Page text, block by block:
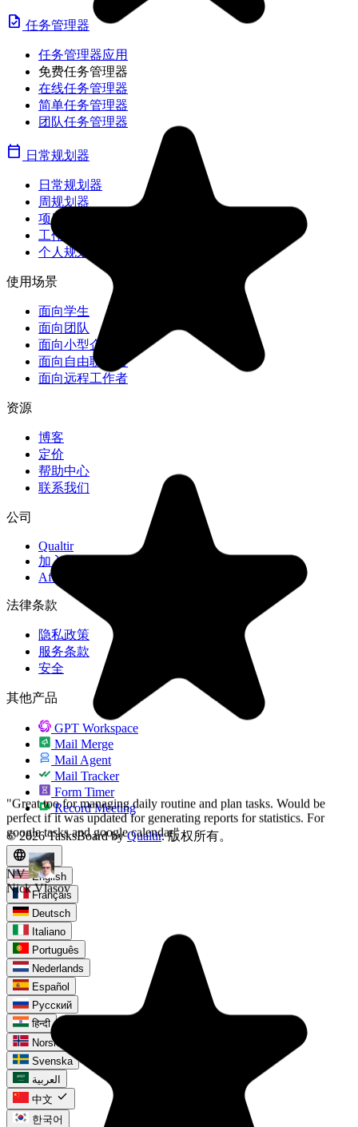
"Great too for managing daily routine and plan tasks. Would be
perfect if it was updated for generating reports for statistics. For
google tasks and google calendar"
Nick Vlasov
task 任务管理器
任务管理器应用
免费任务管理器
在线任务管理器
简单任务管理器
团队任务管理器
calendar_today 日常规划器
日常规划器
周规划器
项目规划器
工作规划器
个人规划器
使用场景
面向学生
面向团队
面向小型企业
面向自由职业者
面向远程工作者
资源
博客
定价
帮助中心
联系我们
公司
Qualtir
加入我们
Affiliate
法律条款
隐私政策
服务条款
安全
其他产品
GPT Workspace
Mail Merge
Mail Agent
Mail Tracker
Form Timer
Record Meeting
© 2026 TasksBoard byQualtir. 版权所有。
language zh expand_more
English
Français
Deutsch
Italiano
Português
Nederlands
Español
Русский
हिन्दी
Norsk
Svenska
العربية
中文 check
한국어